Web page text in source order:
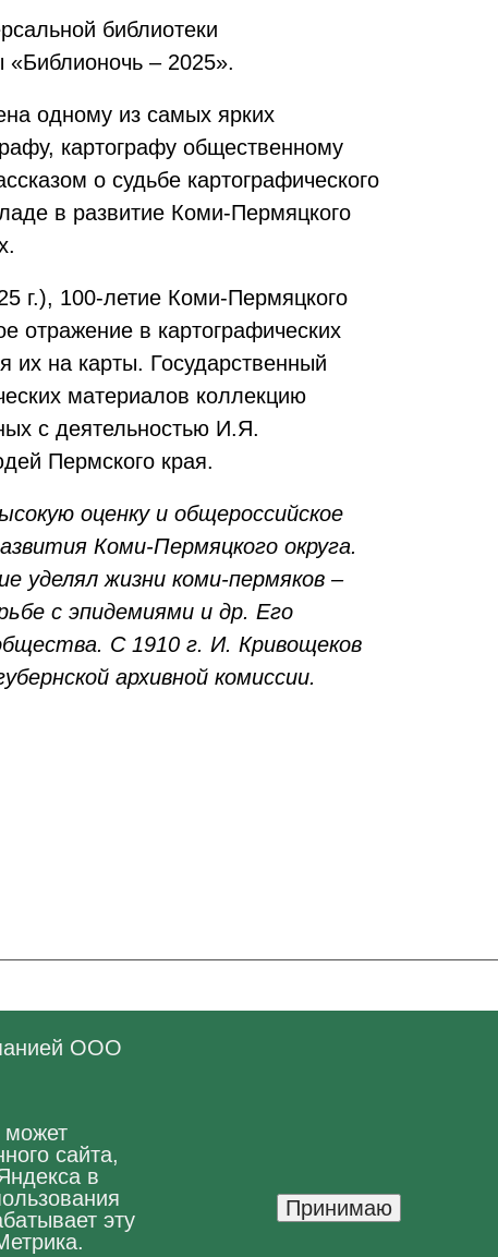
библиотеки
– 2025».
одному из самых ярких
картографу общественному
о судьбе картографического
в развитие Коми-Пермяцкого
г.), 100-летие Коми-Пермяцкого
отражение в картографических
их на карты. Государственный
материалов коллекцию
с деятельностью И.Я.
Пермского края.
оценку и общероссийское
Коми-Пермяцкого округа.
уделял жизни коми-пермяков –
с эпидемиями и др. Его
С 1910 г. И. Кривощеков
архивной комиссии.
ООО
может
сайта,
в
эту
Принимаю